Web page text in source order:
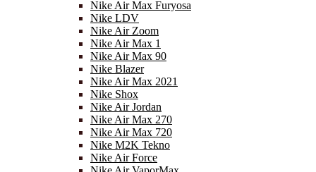
Nike Air Max Furyosa
Nike LDV
Nike Air Zoom
Nike Air Max 1
Nike Air Max 90
Nike Blazer
Nike Air Max 2021
Nike Shox
Nike Air Jordan
Nike Air Max 270
Nike Air Max 720
Nike M2K Tekno
Nike Air Force